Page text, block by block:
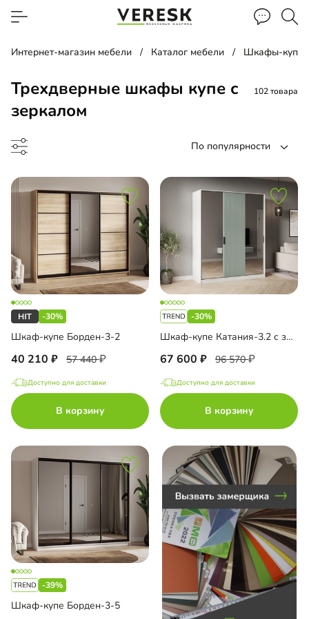
Интернет-магазин мебели Каталог мебели Шкафы-купе
Трехдверные шкафы купе с
зеркалом
102 товара
По популярности
купе угловой
встроенный
купе
до
-30%
Шкаф-купе Борден-3-2
40 210 57 440
Доступно для доставки
В корзину
-30%
Шкаф-купе Катания-3.2 с зеркалом
67 600 96 570
Доступно для доставки
В корзину
-39%
Шкаф-купе Борден-3-5